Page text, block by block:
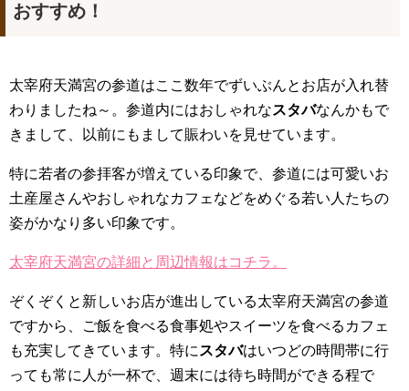
おすすめ！
太宰府天満宮の参道はここ数年でずいぶんとお店が入れ替
わりましたね～。参道内にはおしゃれなスタバなんかもで
きまして、以前にもまして賑わいを見せています。
特に若者の参拝客が増えている印象で、参道には可愛いお
土産屋さんやおしゃれなカフェなどをめぐる若い人たちの
姿がかなり多い印象です。
太宰府天満宮の詳細と周辺情報はコチラ。
ぞくぞくと新しいお店が進出している太宰府天満宮の参道
ですから、ご飯を食べる食事処やスイーツを食べるカフェ
も充実してきています。特に スタバはいつどの時間帯に行
っても常に人が一杯で、週末には待ち時間ができる程で